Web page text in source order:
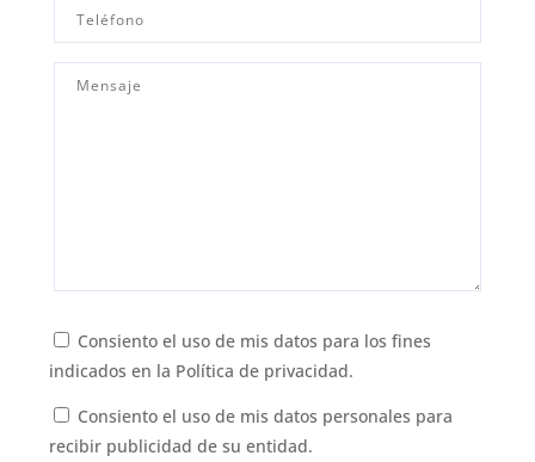
Consiento el uso de mis datos para los fines
indicados en la Política de privacidad.
Consiento el uso de mis datos personales para
recibir publicidad de su entidad.